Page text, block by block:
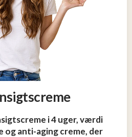
i 4 uger, værdi
og anti-aging creme, der